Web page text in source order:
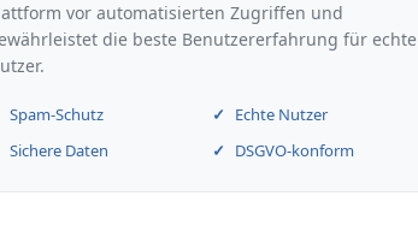
vor automatisierten Zugriffen und
die beste Benutzererfahrung für echte
Spam-Schutz
Echte Nutzer
Sichere Daten
DSGVO-konform